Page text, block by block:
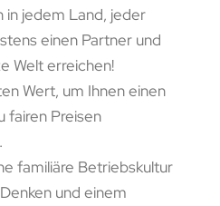
in jedem Land, jeder
einen Partner und
Welt erreichen!
Wert, um Ihnen einen
fairen Preisen
familiäre Betriebskultur
und einem